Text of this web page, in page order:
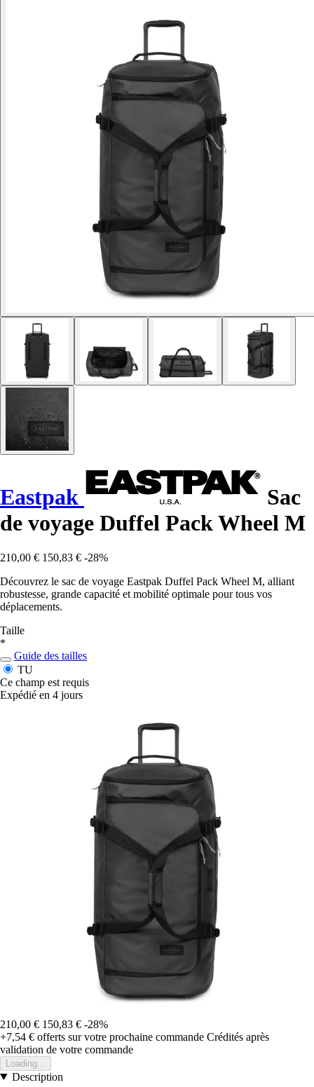
Eastpak
Sac
de voyage Duffel Pack Wheel M
210,00 € 150,83 € -28%
Découvrez le sac de voyage Eastpak Duffel Pack Wheel M, alliant
robustesse, grande capacité et mobilité optimale pour tous vos
déplacements.
Taille
*
Guide des tailles
TU
Ce champ est requis
Expédié en 4 jours
210,00 € 150,83 € -28%
+7,54 € offerts sur votre prochaine commande Crédités après
validation de votre commande
Loading...
Description